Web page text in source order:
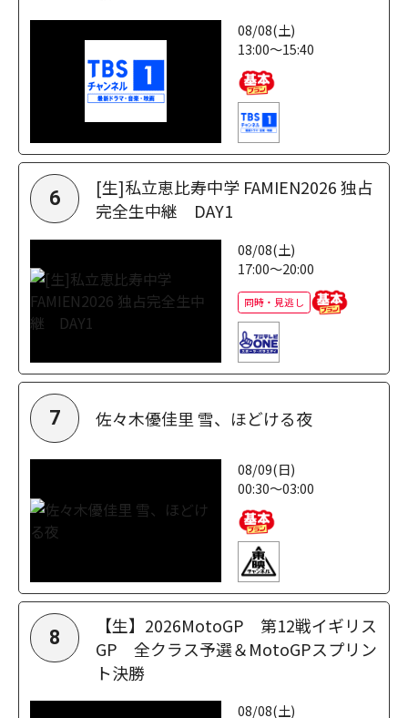
08/08(土)
13:00～15:40
6
[生]私立恵比寿中学 FAMIEN2026 独占
完全生中継 DAY1
08/08(土)
17:00～20:00
同時・見逃し
7 佐々木優佳里 雪、ほどける夜
08/09(日)
00:30～03:00
8
【生】2026MotoGP 第12戦イギリス
GP 全クラス予選＆MotoGPスプリン
ト決勝
08/08(土)